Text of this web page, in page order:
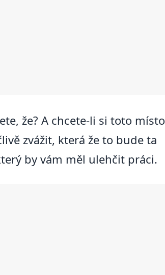
že? A chcete-li si toto místo
zvážit, která že to bude ta
by vám měl ulehčit práci.